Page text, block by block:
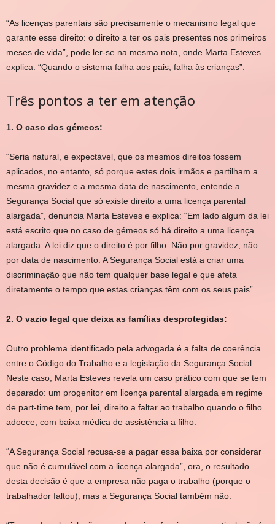
“As licenças parentais são precisamente o mecanismo legal que
garante esse direito: o direito a ter os pais presentes nos primeiros
meses de vida”, pode ler-se na mesma nota, onde Marta Esteves
explica: “Quando o sistema falha aos pais, falha às crianças”.
Três pontos a ter em atenção
1. O caso dos gémeos:
“Seria natural, e expectável, que os mesmos direitos fossem
aplicados, no entanto, só porque estes dois irmãos e partilham a
mesma gravidez e a mesma data de nascimento, entende a
Segurança Social que só existe direito a uma licença parental
alargada”, denuncia Marta Esteves e explica: “Em lado algum da lei
está escrito que no caso de gémeos só há direito a uma licença
alargada. A lei diz que o direito é por filho. Não por gravidez, não
por data de nascimento. A Segurança Social está a criar uma
discriminação que não tem qualquer base legal e que afeta
diretamente o tempo que estas crianças têm com os seus pais”.
2. O vazio legal que deixa as famílias desprotegidas:
Outro problema identificado pela advogada é a falta de coerência
entre o Código do Trabalho e a legislação da Segurança Social.
Neste caso, Marta Esteves revela um caso prático com que se tem
deparado: um progenitor em licença parental alargada em regime
de part-time tem, por lei, direito a faltar ao trabalho quando o filho
adoece, com baixa médica de assistência a filho.
“A Segurança Social recusa-se a pagar essa baixa por considerar
que não é cumulável com a licença alargada”, ora, o resultado
desta decisão é que a empresa não paga o trabalho (porque o
trabalhador faltou), mas a Segurança Social também não.